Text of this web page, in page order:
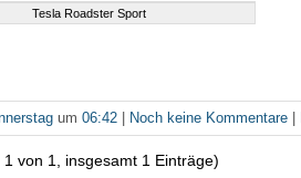
Tesla Roadster Sport
um06:42 Noch keine Kommentare
1 von 1, insgesamt 1 Einträge)